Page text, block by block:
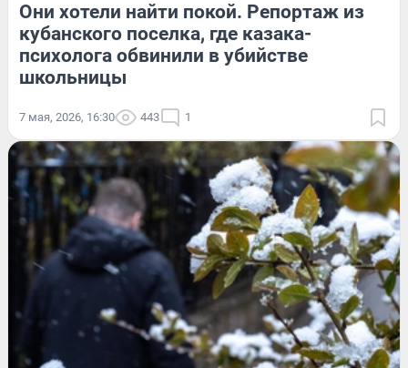
Они хотели найти покой. Репортаж из
кубанского поселка, где казака-
психолога обвинили в убийстве
школьницы
7 мая, 2026, 16:30 443 1